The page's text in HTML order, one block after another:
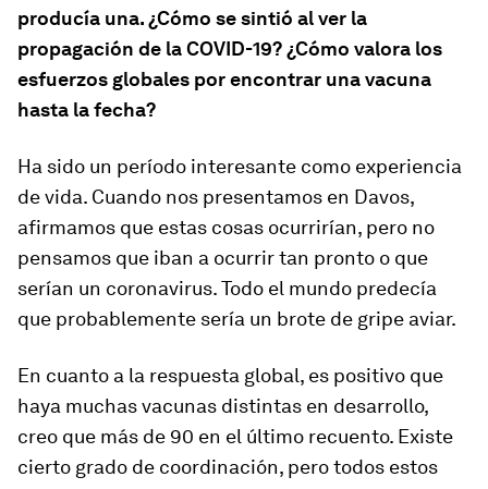
producía una. ¿Cómo se sintió al ver la
propagación de la COVID-19? ¿Cómo valora los
esfuerzos globales por encontrar una vacuna
hasta la fecha?
Ha sido un período interesante como experiencia
de vida. Cuando nos presentamos en Davos,
afirmamos que estas cosas ocurrirían, pero no
pensamos que iban a ocurrir tan pronto o que
serían un coronavirus. Todo el mundo predecía
que probablemente sería un brote de gripe aviar.
En cuanto a la respuesta global, es positivo que
haya muchas vacunas distintas en desarrollo,
creo que más de 90 en el último recuento. Existe
cierto grado de coordinación, pero todos estos